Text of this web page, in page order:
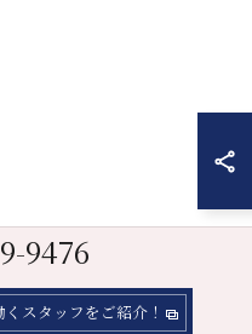
9476
くスタッフをご紹介！